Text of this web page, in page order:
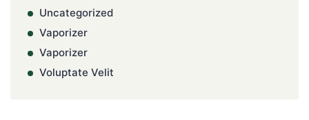
Uncategorized
Vaporizer
Vaporizer
Voluptate Velit